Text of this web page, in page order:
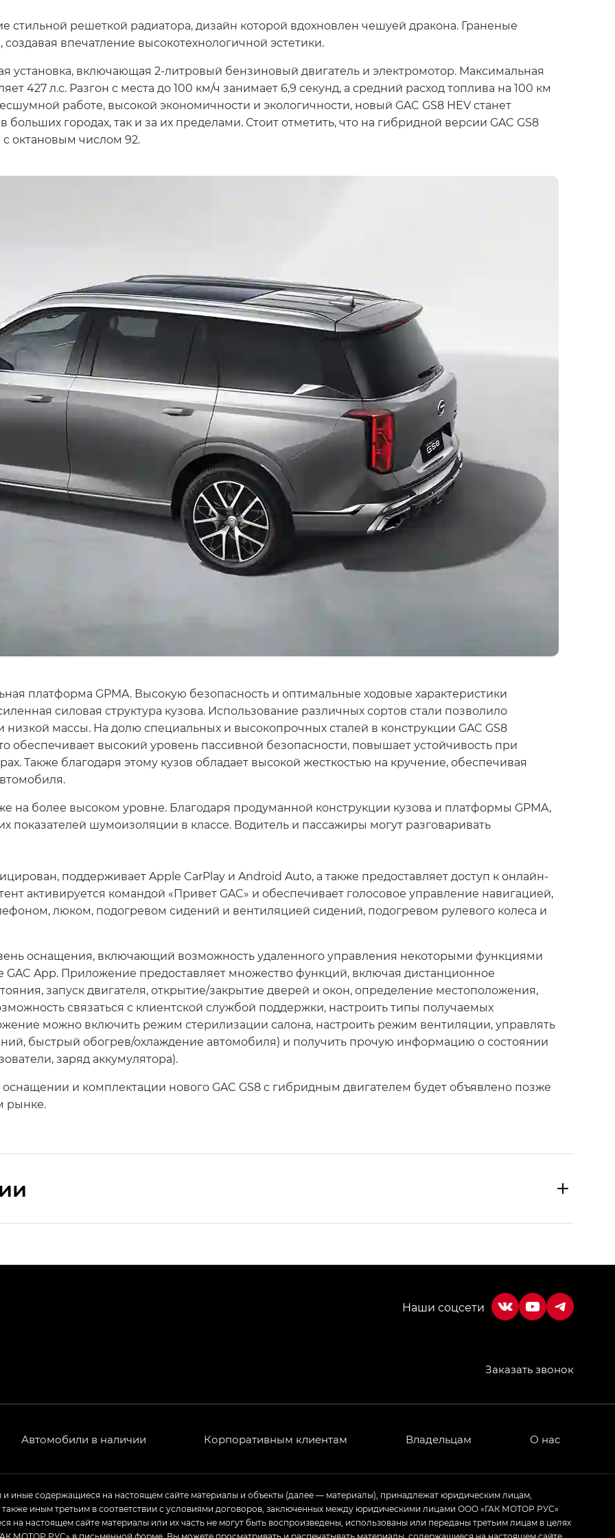
стильной решеткой радиатора, дизайн которой вдохновлен чешуей дракона. Граненые
впечатление высокотехнологичной эстетики.
установка, включающая 2-литровый бензиновый двигатель и электромотор. Максимальная
427 л.с. Разгон с места до 100 км/ч занимает 6,9 секунд, а средний расход топлива на 100 км
работе, высокой экономичности и экологичности, новый GAC GS8 HEV станет
городах, так и за их пределами. Стоит отметить, что на гибридной версии GAC GS8
октановым числом 92.
платформа GPMA. Высокую безопасность и оптимальные ходовые характеристики
силовая структура кузова. Использование различных сортов стали позволило
низкой массы. На долю специальных и высокопрочных сталей в конструкции GAC GS8
обеспечивает высокий уровень пассивной безопасности, повышает устойчивость при
Также благодаря этому кузов обладает высокой жесткостью на кручение, обеспечивая
на более высоком уровне. Благодаря продуманной конструкции кузова и платформы GPMA,
показателей шумоизоляции в классе. Водитель и пассажиры могут разговаривать
поддерживает Apple CarPlay и Android Auto, а также предоставляет доступ к онлайн-
активируется командой «Привет GAC» и обеспечивает голосовое управление навигацией,
люком, подогревом сидений и вентиляцией сидений, подогревом рулевого колеса и
оснащения, включающий возможность удаленного управления некоторыми функциями
App. Приложение предоставляет множество функций, включая дистанционное
запуск двигателя, открытие/закрытие дверей и окон, определение местоположения,
связаться с клиентской службой поддержки, настроить типы получаемых
можно включить режим стерилизации салона, настроить режим вентиляции, управлять
быстрый обогрев/охлаждение автомобиля) и получить прочую информацию о состоянии
заряд аккумулятора).
оснащении и комплектации нового GAC GS8 c гибридным двигателем будет объявлено позже
рынке.
Эс 8 ТРЭВЕЛЛЕР — GS8 TRAVELLER, Джи Икс ПРЕМИУМ — GX PREMIUM, Джи Эти — GT, Джи Эль —
GL, Джи Ти — GT, Джи Икс — GX, Джи Икс ПРЕМИУМ — GX PREMIUM, ЛАУНЖ — LOUNGE
Эс — GS, Джи Эль с элементы экстерьера в спортивном стиле — GL (S-Style)
Заказать звонок
Автомобили в наличии Корпоративным клиентам Владельцам О нас
иные содержащиеся на настоящем сайте материалы и объекты (далее — материалы), принадлежат юридическим лицам,
иным третьим в соответствии с условиями договоров, заключенных между юридическими лицами ООО «ГАК МОТОР РУС»
настоящем сайте материалы или их часть не могут быть воспроизведены, использованы или переданы третьим лицам в целях